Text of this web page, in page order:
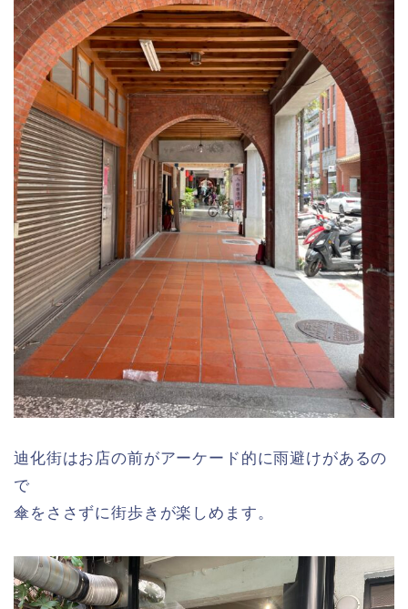
迪化街はお店の前がアーケード的に雨避けがあるの
で
傘をささずに街歩きが楽しめます。